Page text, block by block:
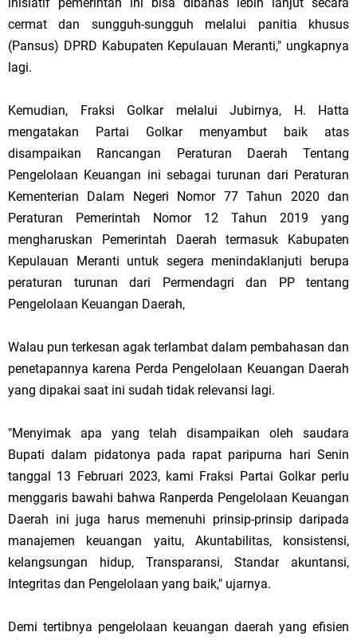
inisiatif pemerintah ini bisa dibahas lebih lanjut secara
cermat dan sungguh-sungguh melalui panitia khusus
(Pansus) DPRD Kabupaten Kepulauan Meranti," ungkapnya
lagi.
Kemudian, Fraksi Golkar melalui Jubirnya, H. Hatta
mengatakan Partai Golkar menyambut baik atas
disampaikan Rancangan Peraturan Daerah Tentang
Pengelolaan Keuangan ini sebagai turunan dari Peraturan
Kementerian Dalam Negeri Nomor 77 Tahun 2020 dan
Peraturan Pemerintah Nomor 12 Tahun 2019 yang
mengharuskan Pemerintah Daerah termasuk Kabupaten
Kepulauan Meranti untuk segera menindaklanjuti berupa
peraturan turunan dari Permendagri dan PP tentang
Pengelolaan Keuangan Daerah,
Walau pun terkesan agak terlambat dalam pembahasan dan
penetapannya karena Perda Pengelolaan Keuangan Daerah
yang dipakai saat ini sudah tidak relevansi lagi.
"Menyimak apa yang telah disampaikan oleh saudara
Bupati dalam pidatonya pada rapat paripurna hari Senin
tanggal 13 Februari 2023, kami Fraksi Partai Golkar perlu
menggaris bawahi bahwa Ranperda Pengelolaan Keuangan
Daerah ini juga harus memenuhi prinsip-prinsip daripada
manajemen keuangan yaitu, Akuntabilitas, konsistensi,
kelangsungan hidup, Transparansi, Standar akuntansi,
Integritas dan Pengelolaan yang baik," ujarnya.
Demi tertibnya pengelolaan keuangan daerah yang efisien